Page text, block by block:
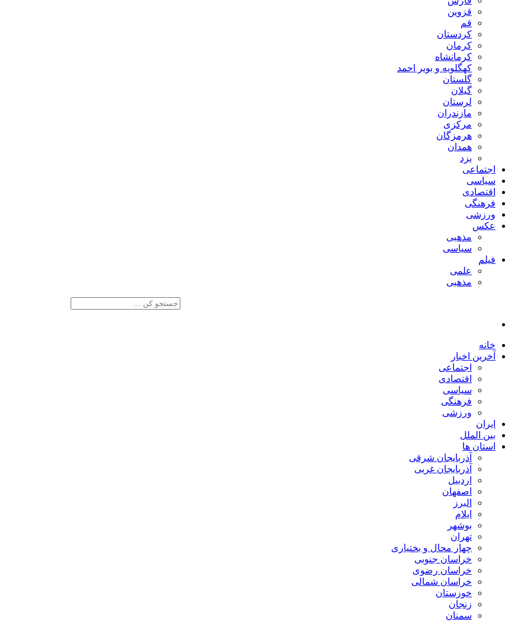
قزوین
قم
کردستان
کرمان
کرمانشاه
کهگلویه و بویر احمد
گلستان
گیلان
لرستان
مازندران
مرکزی
هرمزگان
همدان
یزد
اجتماعی
سیاسی
اقتصادی
فرهنگی
ورزشی
عکس
مذهبی
سیاسی
فیلم
علمی
مذهبی
خانه
آخرین اخبار
اجتماعی
اقتصادی
سیاسی
فرهنگی
ورزشی
ایران
بین الملل
استان ها
آذربایجان شرقی
آذربایجان غربی
اردبیل
اصفهان
البرز
ایلام
بوشهر
تهران
چهار محال و بختیاری
خراسان جنوبی
خراسان رضوی
خراسان شمالی
خوزستان
زنجان
سمنان